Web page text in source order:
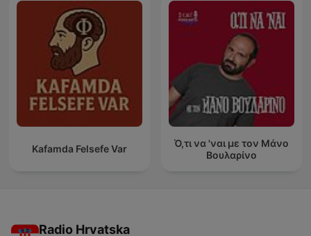
Kafamda Felsefe Var
Ό,τι να 'ναι με τον Μάνο
Βουλαρίνο
Radio Hrvatska